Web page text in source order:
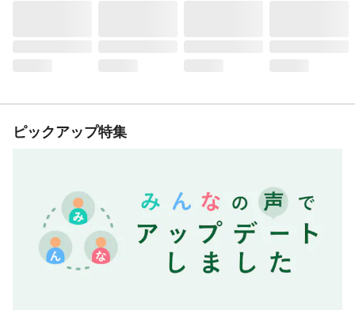
ピックアップ特集